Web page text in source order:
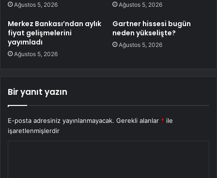
Ağustos 5, 2026 Ağustos 5, 2026
Merkez Bankası’ndan aylık
fiyat gelişmelerini
yayımladı
Ağustos 5, 2026
Gartner hissesi bugün
neden yükselişte?
Ağustos 5, 2026
Bir yanıt yazın
E-posta adresiniz yayınlanmayacak. Gerekli alanlar * ile
işaretlenmişlerdir